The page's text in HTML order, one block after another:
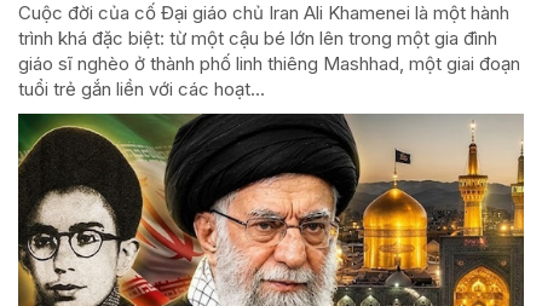
Cuộc đời của cố Đại giáo chủ Iran Ali Khamenei là một hành
trình khá đặc biệt: từ một cậu bé lớn lên trong một gia đình
giáo sĩ nghèo ở thành phố linh thiêng Mashhad, một giai đoạn
tuổi trẻ gắn liền với các hoạt...